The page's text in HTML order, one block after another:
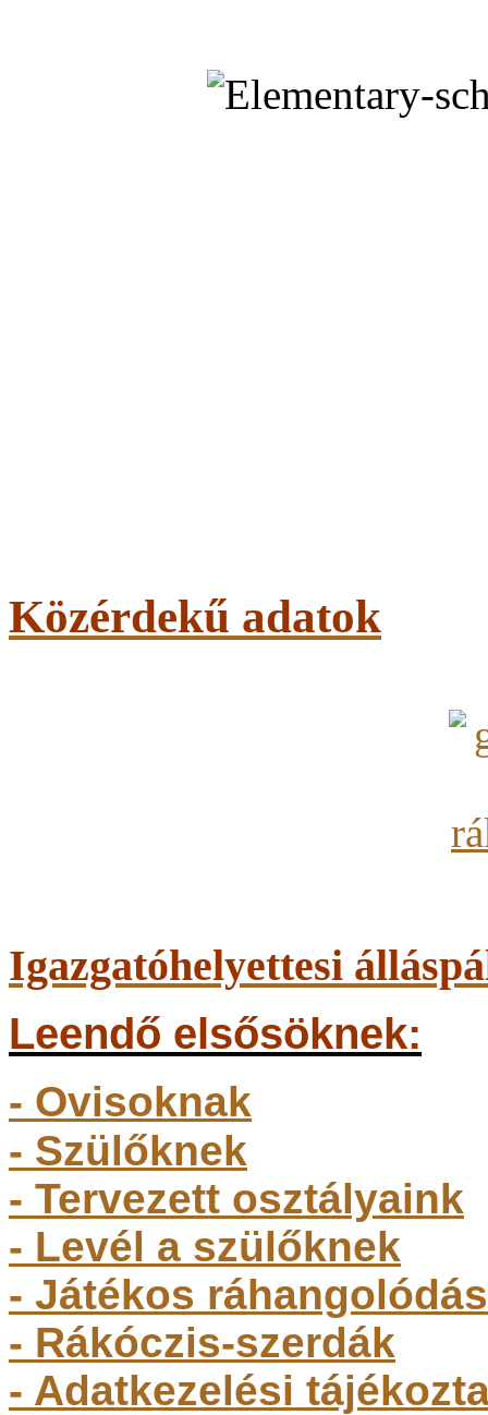
Közérdekű adatok
Igazgatóhelyettesi
Leendő elsősöknek:
- Ovisoknak
- Szülőknek
- Tervezett osztályaink
- Levél a szülőknek
- Játékos ráhangolódás
- Rákóczis-szerdák
- Adatkezelési